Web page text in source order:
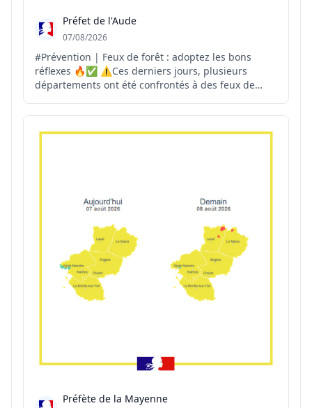
Préfet de l'Aude
07/08/2026
#Prévention | Feux de forêt : adoptez les bons
réflexes 🔥✅ ⚠️Ces derniers jours, plusieurs
départements ont été confrontés à des feux de
permettre une intervention rapide des secours.
Préfète de la Mayenne